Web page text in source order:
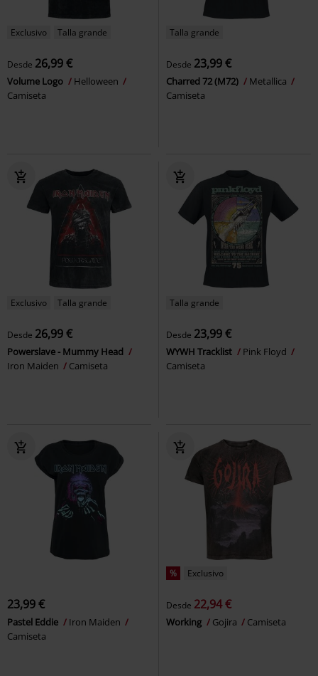
Exclusivo Talla grande
Desde 26,99 €
Volume Logo
Helloween
Camiseta
Talla grande
Desde 23,99 €
Charred 72 (M72)
Metallica
Camiseta
Exclusivo Talla grande
Desde 26,99 €
Powerslave - Mummy Head
Iron Maiden
Camiseta
Talla grande
Desde 23,99 €
WYWH Tracklist
Pink Floyd
Camiseta
23,99 €
Pastel Eddie
Iron Maiden
Camiseta
% Exclusivo
Desde 22,94 €
Working Gojira Camiseta